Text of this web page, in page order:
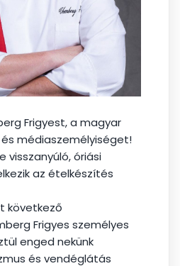
Frigyest, a magyar
médiaszemélyiséget!
visszanyúló, óriási
az ételkészítés
következő
Frigyes személyes
enged nekünk
és vendéglátás